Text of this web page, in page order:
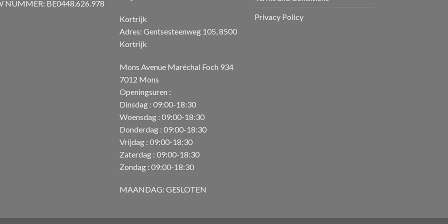
NUMMER: BE0448.626.978
Kortrijk
Adres: Gentsesteenweg 105, 8500
Kortrijk
Mons Avenue Maréchal Foch 934
7012 Mons
Openingsuren :
Dinsdag : 09:00-18:30
Woensdag : 09:00-18:30
Donderdag : 09:00-18:30
Vrijdag : 09:00-18:30
Zaterdag : 09:00-18:30
Zondag : 09:00-18:30
MAANDAG: GESLOTEN
Privacy Policy